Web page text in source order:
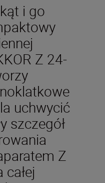
i go
Z 24-
uchwycić
szczegół
Z